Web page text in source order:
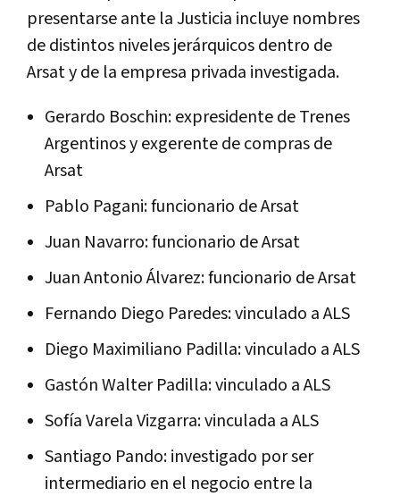
presentarse ante la Justicia incluye nombres
de distintos niveles jerárquicos dentro de
Arsat y de la empresa privada investigada.
Gerardo Boschin: expresidente de Trenes
Argentinos y exgerente de compras de
Arsat
Pablo Pagani: funcionario de Arsat
Juan Navarro: funcionario de Arsat
Juan Antonio Álvarez: funcionario de Arsat
Fernando Diego Paredes: vinculado a ALS
Diego Maximiliano Padilla: vinculado a ALS
Gastón Walter Padilla: vinculado a ALS
Sofía Varela Vizgarra: vinculada a ALS
Santiago Pando: investigado por ser
intermediario en el negocio entre la